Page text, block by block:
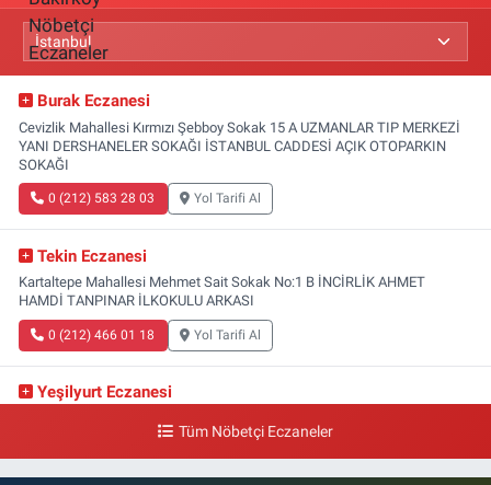
Burak Eczanesi
Cevizlik Mahallesi Kırmızı Şebboy Sokak 15 A UZMANLAR TIP MERKEZİ
YANI DERSHANELER SOKAĞI İSTANBUL CADDESİ AÇIK OTOPARKIN
SOKAĞI
0 (212) 583 28 03 Yol Tarifi Al
Tekin Eczanesi
Kartaltepe Mahallesi Mehmet Sait Sokak No:1 B İNCİRLİK AHMET
HAMDİ TANPINAR İLKOKULU ARKASI
0 (212) 466 01 18 Yol Tarifi Al
Yeşilyurt Eczanesi
Tüm Nöbetçi Eczaneler